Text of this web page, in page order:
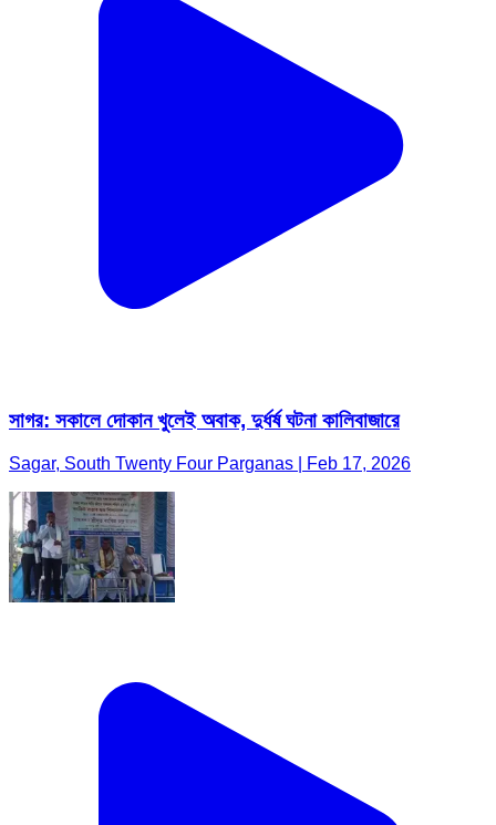
সাগর: সকালে দোকান খুলেই অবাক, দুর্ধর্ষ ঘটনা কালিবাজারে
Sagar, South Twenty Four Parganas | Feb 17, 2026